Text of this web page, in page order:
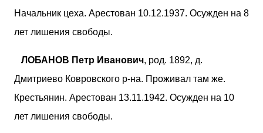
Начальник цеха. Арестован 10.12.1937. Осужден на 8
лет лишения свободы.
ЛОБАНОВ Петр Иванович, род. 1892, д.
Дмитриево Ковровского р-на. Проживал там же.
Крестьянин. Арестован 13.11.1942. Осужден на 10
лет лишения свободы.